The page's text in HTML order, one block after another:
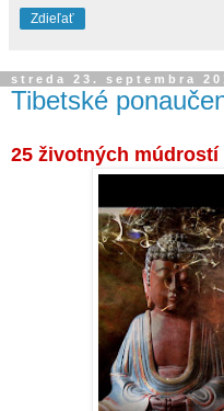
Zdieľať
streda 23. septembra
Tibetské
25 životných